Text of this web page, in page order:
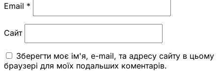
Email *
Сайт
Зберегти моє ім'я, e-mail, та адресу сайту в цьому
браузері для моїх подальших коментарів.